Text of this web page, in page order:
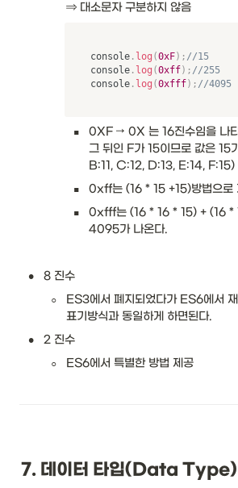
⇒ 대소문자 구분하지 않음
console . log (0xF ) ; //15
console . log (0xff ) ; //255
console . log (0xfff ) ; //4095
▪
0XF → 0X 는 16진수임을 나
그 뒤인 F가 15이므로 값은 15
B:11, C:12, D:13, E:14, F:15)
▪ 0xff는 (16 * 15 +15)방법으로
▪
0xfff는 (16 * 16 * 15) + (16 *
4095가 나온다.
• 8 진수
◦
ES3에서 폐지되었다가 ES6에서
표기방식과 동일하게 하면된다.
• 2 진수
◦ ES6에서 특별한 방법 제공
7. 데이터 타입(Data Type)